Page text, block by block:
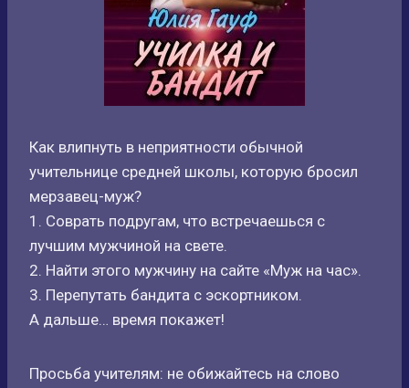
Как влипнуть в неприятности обычной
учительнице средней школы, которую бросил
мерзавец-муж?
1. Соврать подругам, что встречаешься с
лучшим мужчиной на свете.
2. Найти этого мужчину на сайте «Муж на час».
3. Перепутать бандита с эскортником.
А дальше… время покажет!
Просьба учителям: не обижайтесь на слово